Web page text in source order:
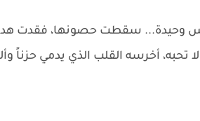
وحيدة... سقطت حصونها، فقدت
لا تحبه، أخرسه القلب الذي يدمي حزناً